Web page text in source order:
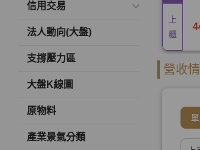
信用交易
法人動向(大盤)
支撐壓力區
大盤K線圖
原物料
產業景氣分類